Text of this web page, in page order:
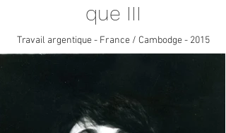
que III
Travail argentique - France / Cambodge - 2015